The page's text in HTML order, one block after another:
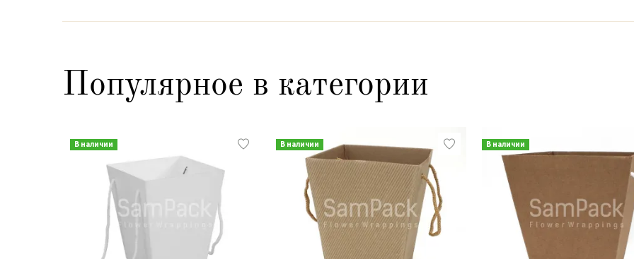
Популярное в категории
В наличии В наличии В наличии